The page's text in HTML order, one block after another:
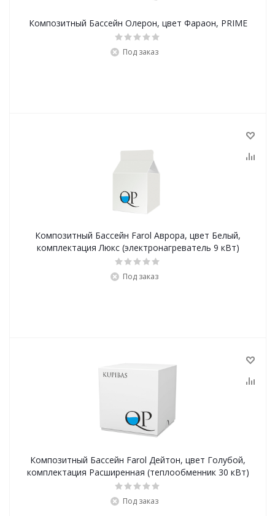
Композитный Бассейн Олерон, цвет Фараон, PRIME
Под заказ
Композитный Бассейн Farol Аврора, цвет Белый,
комплектация Люкс (электронагреватель 9 кВт)
Под заказ
Композитный Бассейн Farol Дейтон, цвет Голубой,
комплектация Расширенная (теплообменник 30 кВт)
Под заказ